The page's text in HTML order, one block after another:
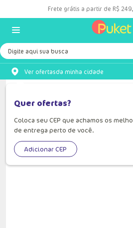
Frete grátis a partir de R$
Digite aqui sua busca
Ver ofertasda minha cidade
Quer ofertas?
Coloca seu CEP que achamos os
de entrega perto de você.
Adicionar CEP